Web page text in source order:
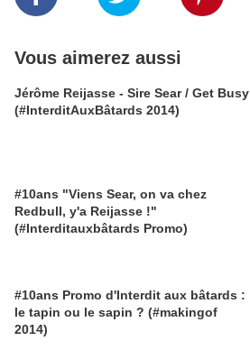
Vous aimerez aussi
Jérôme Reijasse - Sire Sear / Get Busy
(#InterditAuxBâtards 2014)
#10ans "Viens Sear, on va chez
Redbull, y'a Reijasse !"
(#Interditauxbâtards Promo)
#10ans Promo d'Interdit aux bâtards :
le tapin ou le sapin ? (#makingof
2014)